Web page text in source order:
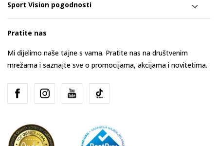
Sport Vision pogodnosti
Pratite nas
Mi dijelimo naše tajne s vama. Pratite nas na društvenim
mrežama i saznajte sve o promocijama, akcijama i novitetima.